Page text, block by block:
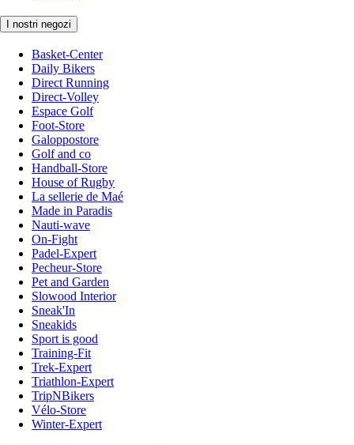
I nostri negozi
Basket-Center
Daily Bikers
Direct Running
Direct-Volley
Espace Golf
Foot-Store
Galoppostore
Golf and co
Handball-Store
House of Rugby
La sellerie de Maé
Made in Paradis
Nauti-wave
On-Fight
Padel-Expert
Pecheur-Store
Pet and Garden
Slowood Interior
Sneak'In
Sneakids
Sport is good
Training-Fit
Trek-Expert
Triathlon-Expert
TripNBikers
Vélo-Store
Winter-Expert